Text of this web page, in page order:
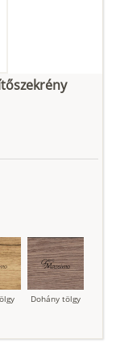
Dohány tölgy